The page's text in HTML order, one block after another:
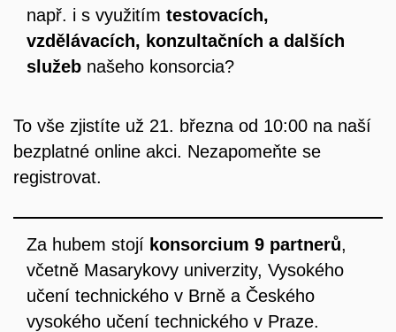
např. i s využitím testovacích,
vzdělávacích, konzultačních a dalších
služeb našeho konsorcia?
To vše zjistíte už 21. března od 10:00 na naší
bezplatné online akci. Nezapomeňte se
registrovat.
Za hubem stojí konsorcium 9 partnerů,
včetně Masarykovy univerzity, Vysokého
učení technického v Brně a Českého
vysokého učení technického v Praze.